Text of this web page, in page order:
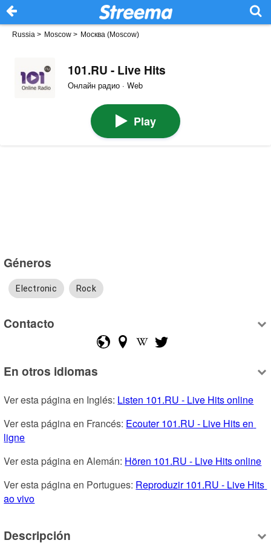
Russia > Moscow > Москва (Moscow)
101.RU - Live Hits
Онлайн радио · Web
Play
Géneros
Electronic Rock
Contacto
En otros idiomas
Ver esta página en Inglés: Listen 101.RU - Live Hits online
Ver esta página en Francés: Ecouter 101.RU - Live Hits en
ligne
Ver esta página en Alemán: Hören 101.RU - Live Hits online
Ver esta página en Portugues: Reproduzir 101.RU - Live Hits
ao vivo
Descripción